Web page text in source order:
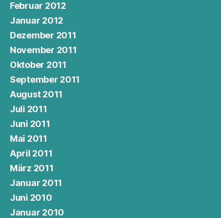
Februar 2012
Januar 2012
Dezember 2011
November 2011
Oktober 2011
September 2011
August 2011
Juli 2011
Juni 2011
Mai 2011
April 2011
März 2011
Januar 2011
Juni 2010
Januar 2010